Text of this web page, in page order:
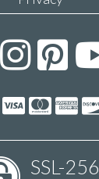
SSL-256